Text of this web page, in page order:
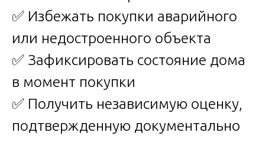
✅ Избежать покупки аварийного
или недостроенного объекта
✅ Зафиксировать состояние дома
в момент покупки
✅ Получить независимую оценку,
подтвержденную документально